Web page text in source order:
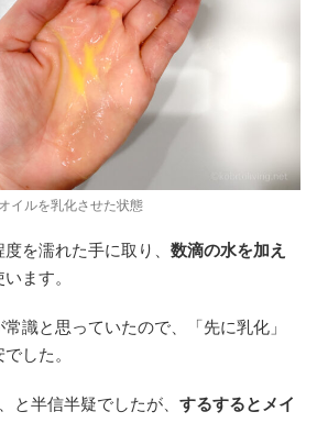
オイルを乳化させた状態
を濡れた手に取り、 数滴の水を加え
ます。
識と思っていたので、「先に乳化」
した。
と半信半疑でしたが、 するするとメイ